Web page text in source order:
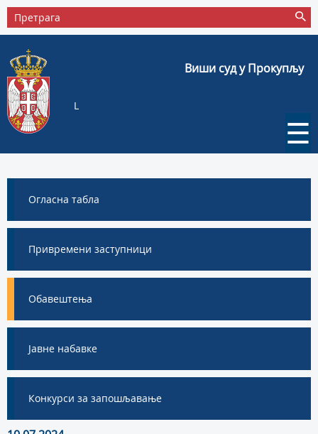
Виши суд у Прокупљу
L
☰
Огласна табла
Привремени заступници
Обавештења
Јавне набавке
Конкурси за запошљавање